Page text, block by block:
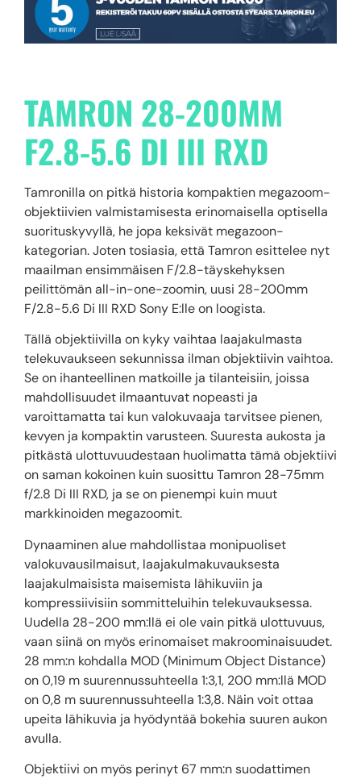
TAMRON 28-200MM
F2.8-5.6 DI III RXD
Tamronilla on pitkä historia kompaktien megazoom-
objektiivien valmistamisesta erinomaisella optisella
suorituskyvyllä, he jopa keksivät megazoon-
kategorian. Joten tosiasia, että Tamron esittelee nyt
maailman ensimmäisen F/2.8-täyskehyksen
peilittömän all-in-one-zoomin, uusi 28-200mm
F/2.8-5.6 Di III RXD Sony E:lle on loogista.
Tällä objektiivilla on kyky vaihtaa laajakulmasta
telekuvaukseen sekunnissa ilman objektiivin vaihtoa.
Se on ihanteellinen matkoille ja tilanteisiin, joissa
mahdollisuudet ilmaantuvat nopeasti ja
varoittamatta tai kun valokuvaaja tarvitsee pienen,
kevyen ja kompaktin varusteen. Suuresta aukosta ja
pitkästä ulottuvuudestaan ​​huolimatta tämä objektiivi
on saman kokoinen kuin suosittu Tamron 28-75mm
f/2.8 Di III RXD, ja se on pienempi kuin muut
markkinoiden megazoomit.
Dynaaminen alue mahdollistaa monipuoliset
valokuvausilmaisut, laajakulmakuvauksesta
laajakulmaisista maisemista lähikuviin ja
kompressiivisiin sommitteluihin telekuvauksessa.
Uudella 28-200 mm:llä ei ole vain pitkä ulottuvuus,
vaan siinä on myös erinomaiset makroominaisuudet.
28 mm:n kohdalla MOD (Minimum Object Distance)
on 0,19 m suurennussuhteella 1:3,1, 200 mm:llä MOD
on 0,8 m suurennussuhteella 1:3,8. Näin voit ottaa
upeita lähikuvia ja hyödyntää bokehia suuren aukon
avulla.
Objektiivi on myös perinyt 67 mm:n suodattimen